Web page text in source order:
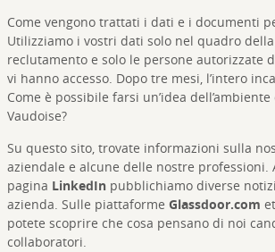
Come vengono trattati i dati e i documenti
Utilizziamo i vostri dati solo nel quadro
reclutamento e solo le persone autorizzate
vi hanno accesso. Dopo tre mesi, l’intero
Come è possibile farsi un’idea
Vaudoise?
Su questo sito, trovate informazioni sulla
aziendale e alcune delle nostre professioni.
pagina LinkedInpubblichiamo diverse
azienda. Sulle piattaforme Glassdoor.com et
potete scoprire che cosa pensano di noi
collaboratori.